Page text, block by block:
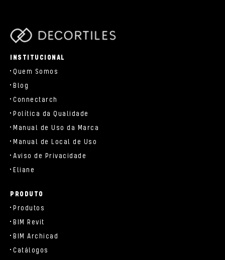
INSTITUCIONAL
Quem Somos
Blog
Connectarch
Política da Qualidade
Manual de Uso da Marca
Manual de Local de Uso
Aviso de Privacidade
Eliane
PRODUTO
Produtos
BIM Revit
BIM Archicad
Catálogos